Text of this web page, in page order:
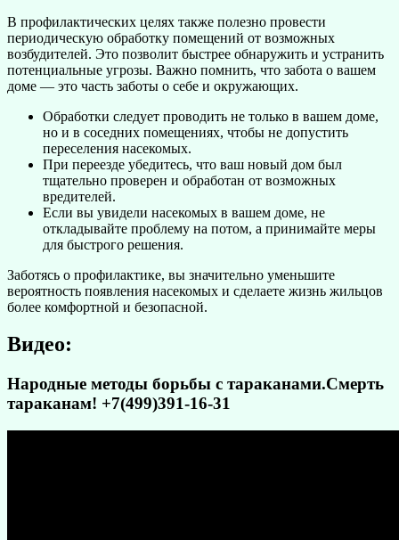
В профилактических целях также полезно провести
периодическую обработку помещений от возможных
возбудителей. Это позволит быстрее обнаружить и устранить
потенциальные угрозы. Важно помнить, что забота о вашем
доме — это часть заботы о себе и окружающих.
Обработки следует проводить не только в вашем доме,
но и в соседних помещениях, чтобы не допустить
переселения насекомых.
При переезде убедитесь, что ваш новый дом был
тщательно проверен и обработан от возможных
вредителей.
Если вы увидели насекомых в вашем доме, не
откладывайте проблему на потом, а принимайте меры
для быстрого решения.
Заботясь о профилактике, вы значительно уменьшите
вероятность появления насекомых и сделаете жизнь жильцов
более комфортной и безопасной.
Видео:
Народные методы борьбы с тараканами.Смерть
тараканам! +7(499)391-16-31